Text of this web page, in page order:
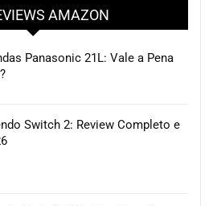
AMAZON
Panasonic 21L: Vale a Pena
Switch 2: Review Completo e